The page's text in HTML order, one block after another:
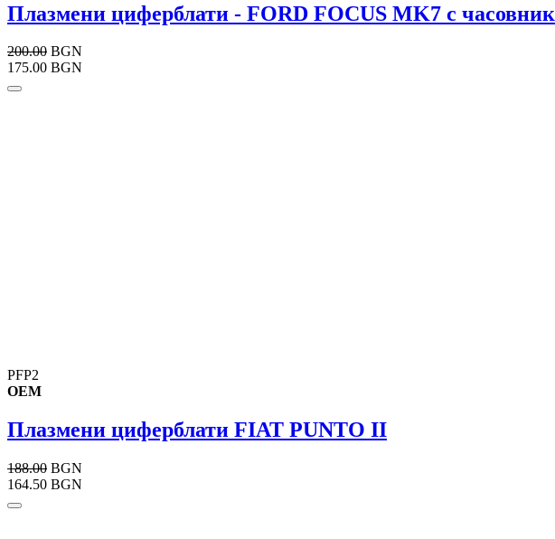
Плазмени циферблати - FORD FOCUS MK7 с часовник
200.00 BGN
175.00 BGN
PFP2
OEM
Плазмени циферблати FIAT PUNTO II
188.00 BGN
164.50 BGN